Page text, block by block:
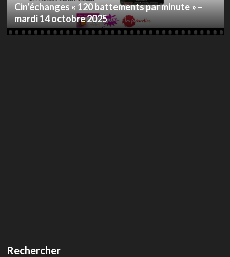
Cin’échanges « 120 battements par minute » –
mardi 14 octobre 2025
Rechercher